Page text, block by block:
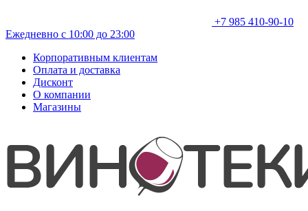
+7 985 410-90-10
Ежедневно с 10:00 до 23:00
Корпоративным клиентам
Оплата и доставка
Дисконт
О компании
Магазины